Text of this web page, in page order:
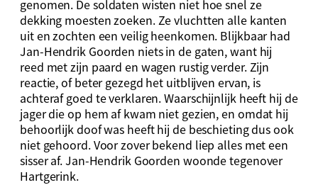
genomen. De soldaten wisten niet hoe snel ze
dekking moesten zoeken. Ze vluchtten alle kanten
uit en zochten een veilig heenkomen. Blijkbaar had
Jan-Hendrik Goorden niets in de gaten, want hij
reed met zijn paard en wagen rustig verder. Zijn
reactie, of beter gezegd het uitblijven ervan, is
achteraf goed te verklaren. Waarschijnlijk heeft hij de
jager die op hem af kwam niet gezien, en omdat hij
behoorlijk doof was heeft hij de beschieting dus ook
niet gehoord. Voor zover bekend liep alles met een
sisser af. Jan-Hendrik Goorden woonde tegenover
Hartgerink.